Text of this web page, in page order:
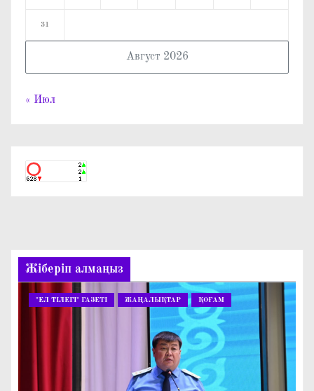
Август 2026
31
« Июл
Жіберіп алмаңыз
"ЕЛ ТІЛЕГІ" ГАЗЕТІ ЖАҢАЛЫҚТАР ҚОҒАМ